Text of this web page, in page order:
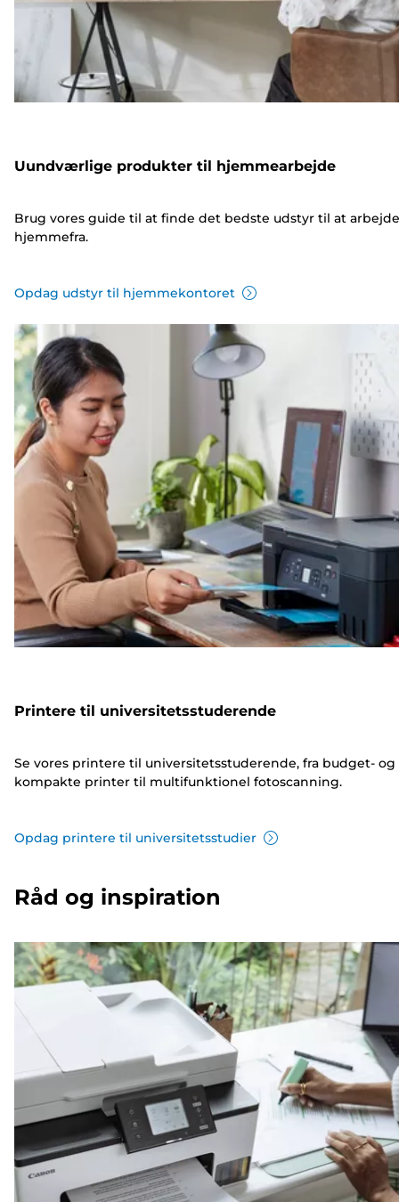
Uundværlige produkter til hjemmearbejde
Brug vores guide til at finde det bedste udstyr til at arbejde
hjemmefra.
Opdag udstyr til hjemmekontoret
Printere til universitetsstuderende
Se vores printere til universitetsstuderende, fra budget- og
kompakte printer til multifunktionel fotoscanning.
Opdag printere til universitetsstudier
Råd og inspiration